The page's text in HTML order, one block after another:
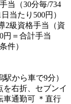
当（30分毎/734
当たり500円）
2級資格手当（資
円＝合計手当
件）
から車で9分）
を右折、セブンイ
通勤可 ＊直行